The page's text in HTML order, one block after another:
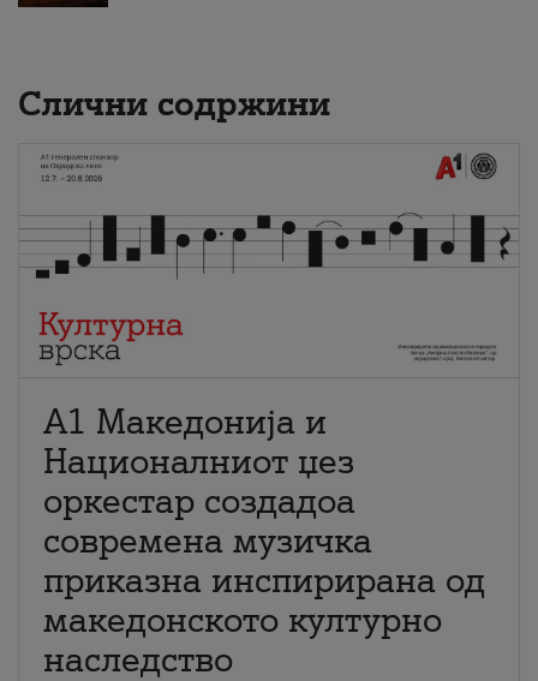
Слични содржини
А1 Македонија и
Националниот џез
оркестар создадоа
современа музичка
приказна инспирирана од
македонското културно
наследство